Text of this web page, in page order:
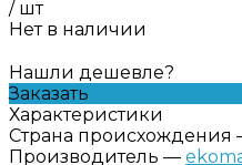
/ шт
Нет в наличии
Нашли дешевле?
Заказать
Характеристики
Страна происхождения
Производитель —